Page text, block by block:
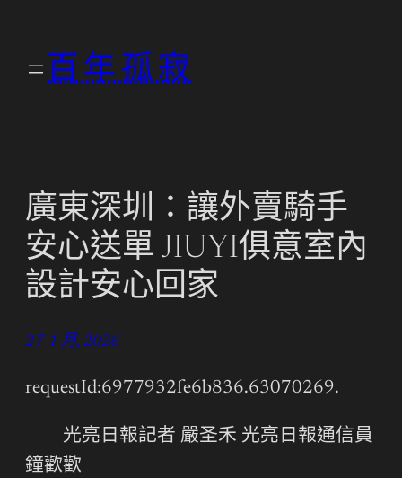
百年孤寂
廣東深圳：讓外賣騎手
安心送單 JIUYI俱意室內
設計安心回家
27 1 月, 2026
requestId:6977932fe6b836.63070269.
光亮日報記者 嚴圣禾 光亮日報通信員
鐘歡歡